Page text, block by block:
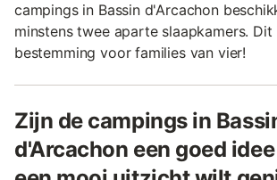
campings in Bassin d'Arcachon
minstens twee aparte slaapkamers. Dit
bestemming voor families van vier!
Zijn de campings in
d'Arcachon een goed